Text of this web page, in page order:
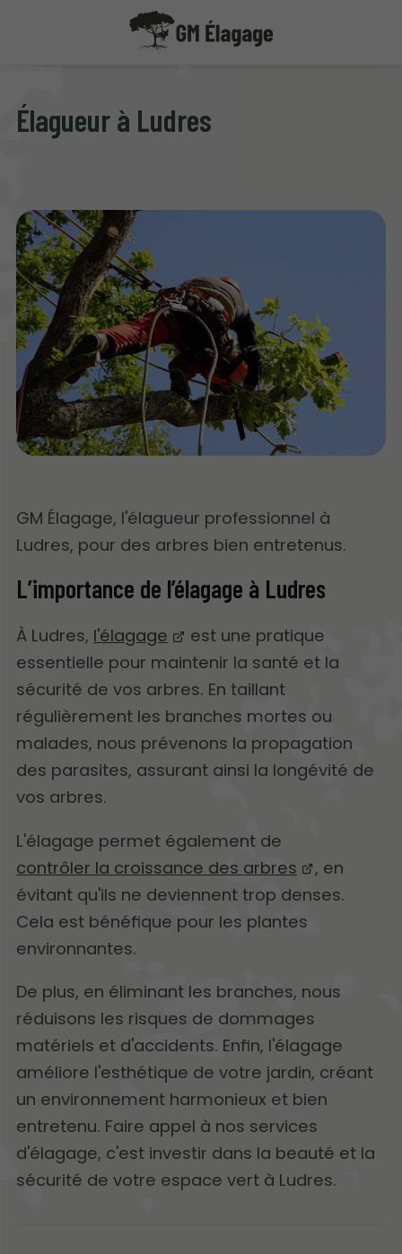
Élagueur à Ludres
GM Élagage, l'élagueur professionnel à
Ludres, pour des arbres bien entretenus.
L’importance de l’élagage à Ludres
À Ludres, l'élagage
est une pratique
essentielle pour maintenir la santé et la
sécurité de vos arbres. En taillant
régulièrement les branches mortes ou
malades, nous prévenons la propagation
des parasites, assurant ainsi la longévité de
vos arbres.
L'élagage permet également de
contrôler la croissance des arbres
, en
évitant qu'ils ne deviennent trop denses.
Cela est bénéfique pour les plantes
environnantes.
De plus, en éliminant les branches, nous
réduisons les risques de dommages
matériels et d'accidents. Enfin, l'élagage
améliore l'esthétique de votre jardin, créant
un environnement harmonieux et bien
entretenu. Faire appel à nos services
d'élagage, c'est investir dans la beauté et la
sécurité de votre espace vert à Ludres.